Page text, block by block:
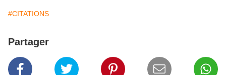
#CITATIONS
Partager